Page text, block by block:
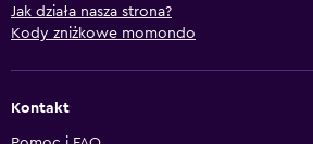
Jak działa nasza strona?
Kody zniżkowe momondo
Kontakt